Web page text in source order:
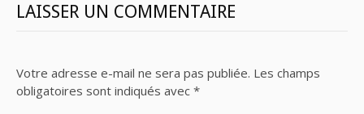
LAISSER UN COMMENTAIRE
Votre adresse e-mail ne sera pas publiée. Les champs
obligatoires sont indiqués avec *